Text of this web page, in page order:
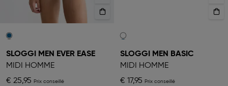
SLOGGI MEN EVER EASE
MIDI HOMME
€ 25,95
SLOGGI MEN BASIC
MIDI HOMME
€ 17,95